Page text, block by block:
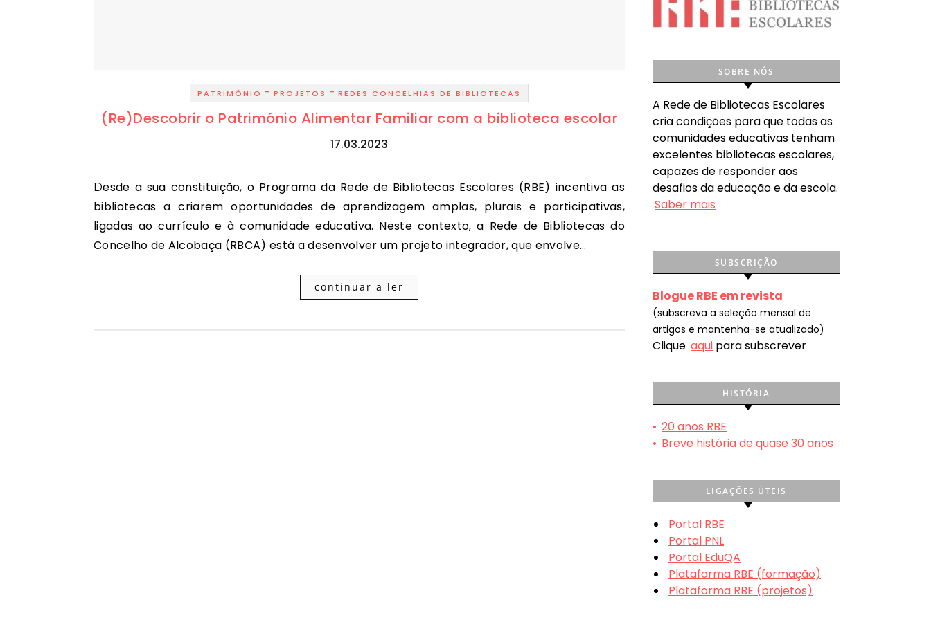
PATRIMÓNIO - PROJETOS - REDES CONCELHIAS DE BIBLIOTECAS
(Re)Descobrir o Património Alimentar Familiar com a biblioteca escolar
17.03.2023
Desde a sua constituição, o Programa da Rede de Bibliotecas Escolares (RBE) incentiva as
bibliotecas a criarem oportunidades de aprendizagem amplas, plurais e participativas,
ligadas ao currículo e à comunidade educativa. Neste contexto, a Rede de Bibliotecas do
Concelho de Alcobaça (RBCA) está a desenvolver um projeto integrador, que envolve…
continuar a ler
SOBRE NÓS
A Rede de Bibliotecas Escolares
cria condições para que todas as
comunidades educativas tenham
excelentes bibliotecas escolares,
capazes de responder aos
desafios da educação e da escola.
Saber mais
SUBSCRIÇÃO
Blogue RBE em revista
(subscreva a seleção mensal de
artigos e mantenha-se atualizado)
Clique aqui para subscrever
HISTÓRIA
• 20 anos RBE
• Breve história de quase 30 anos
LIGAÇÕES ÚTEIS
Portal RBE
Portal PNL
Portal EduQA
Plataforma RBE (formação)
Plataforma RBE (projetos)